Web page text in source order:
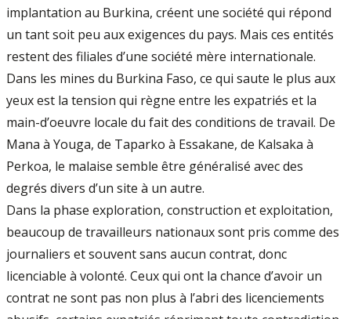
implantation au Burkina, créent une société qui répond
un tant soit peu aux exigences du pays. Mais ces entités
restent des filiales d’une société mère internationale.
Dans les mines du Burkina Faso, ce qui saute le plus aux
yeux est la tension qui règne entre les expatriés et la
main-d’oeuvre locale du fait des conditions de travail. De
Mana à Youga, de Taparko à Essakane, de Kalsaka à
Perkoa, le malaise semble être généralisé avec des
degrés divers d’un site à un autre.
Dans la phase exploration, construction et exploitation,
beaucoup de travailleurs nationaux sont pris comme des
journaliers et souvent sans aucun contrat, donc
licenciable à volonté. Ceux qui ont la chance d’avoir un
contrat ne sont pas non plus à l’abri des licenciements